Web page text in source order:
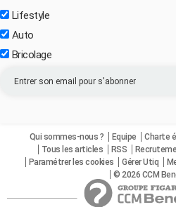
Lifestyle
Auto
Bricolage
Qui sommes-nous ? Equipe Charte
Tous les articles
RSS
Paramétrer les cookies
Gérer Utiq
© 2026 CCM